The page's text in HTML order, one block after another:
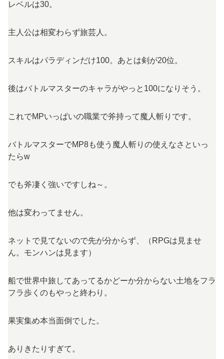
レベルは30。
主人公は相変わらず旅芸人。
スキルはパラディンだけ100。あとは剣が20位。
後はバトルマスターのキャラがやっと100になりそう。
これでMPいっぱいの職業で斧持って魔人斬りです。
バトルマスターでMP8も使う魔人斬りの使えなさといっ
たらw
でも斧凄く強いですしね～。
他は変わってません。
ネットで見てないので先が分からず、（RPGは見ませ
ん。モンハンは見ます）
船で世界中旅してあってるかどーか分からない土地をフラ
フラ歩くのもやっと終わり。
果実集め本当面倒でした。
ありきたりすぎて。